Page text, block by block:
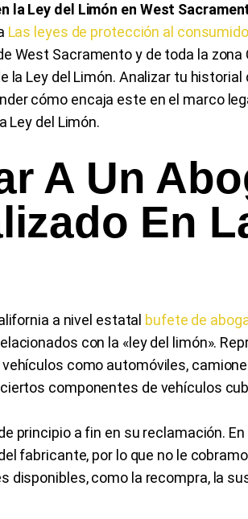
la Ley del Limón en West
Las leyes de protección al
West Sacramento y de toda la zona
la Ley del Limón. Analizar tu
cómo encaja este en el marco
Ley del Limón.
A Un
En
a nivel estatal bufete de
con la «ley del limón».
como automóviles,
componentes de vehículos
principio a fin en su reclamación.
fabricante, por lo que no le
disponibles, como la recompra, la